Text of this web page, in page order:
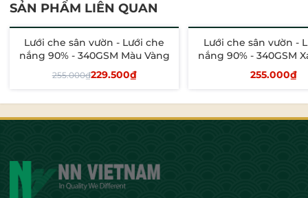
SẢN PHẨM LIÊN QUAN
- 10%
Lưới che sân vườn - Lưới che
nắng 90% - 340GSM Màu Vàng
255.000₫229.500₫
Tùy chọn
Lưới che sân vườn -
nắng 90% - 340GSM
255.000₫
Tùy chọn